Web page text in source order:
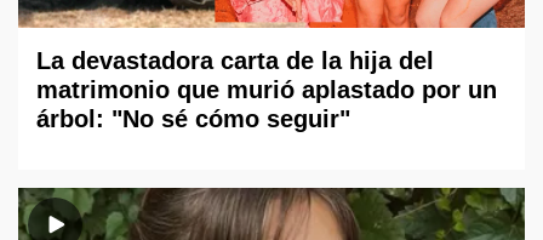
La devastadora carta de la hija del
matrimonio que murió aplastado por un
árbol: "No sé cómo seguir"